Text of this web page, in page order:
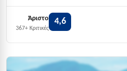
Άριστο
367+ Κριτικές
4,6